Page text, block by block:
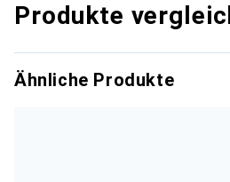
Produkte
Ähnliche Produkte